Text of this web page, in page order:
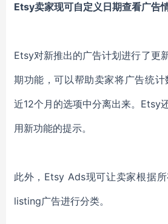
Etsy卖家现可自定义日期查看广告
Etsy对新推出的广告计划进行了更
期功能，可以帮助卖家将广告统
近12个月的选项中分离出来。Etsy
用新功能的提示。
此外，Etsy Ads现可让卖家根据
listing广告进行分类。